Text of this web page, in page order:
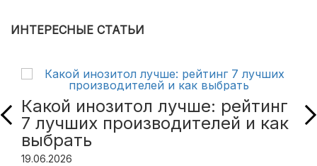
ИНТЕРЕСНЫЕ СТАТЬИ
Какой инозитол лучше: рейтинг
7 лучших производителей и как
выбрать
19.06.2026